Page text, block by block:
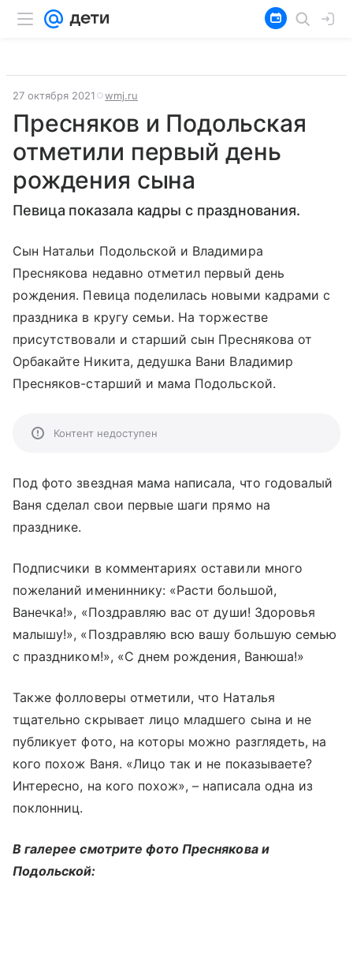
27 октября 2021 wmj.ru
Пресняков и Подольская
отметили первый день
рождения сына
Певица показала кадры с празднования.
Сын Натальи Подольской и Владимира
Преснякова недавно отметил первый день
рождения. Певица поделилась новыми кадрами с
праздника в кругу семьи. На торжестве
присутствовали и старший сын Преснякова от
Орбакайте Никита, дедушка Вани Владимир
Пресняков-старший и мама Подольской.
Контент недоступен
Под фото звездная мама написала, что годовалый
Ваня сделал свои первые шаги прямо на
празднике.
Подписчики в комментариях оставили много
пожеланий имениннику: «Расти большой,
Ванечка!», «Поздравляю вас от души! Здоровья
малышу!», «Поздравляю всю вашу большую семью
с праздником!», «С днем рождения, Ванюша!»
Также фолловеры отметили, что Наталья
тщательно скрывает лицо младшего сына и не
публикует фото, на которы можно разглядеть, на
кого похож Ваня. «Лицо так и не показываете?
Интересно, на кого похож», – написала одна из
поклонниц.
В галерее смотрите фото Преснякова и
Подольской: